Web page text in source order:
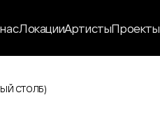
ЛокацииАртистыПроекты
СТОЛБ)